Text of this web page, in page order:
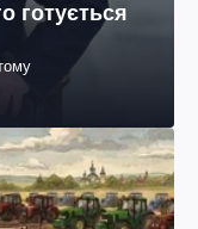
готується